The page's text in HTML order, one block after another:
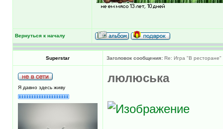
Вернуться к началу
Superstar Заголовок сообщения: Re: Игра "В ресторане"
Я давно здесь живу
люлюська